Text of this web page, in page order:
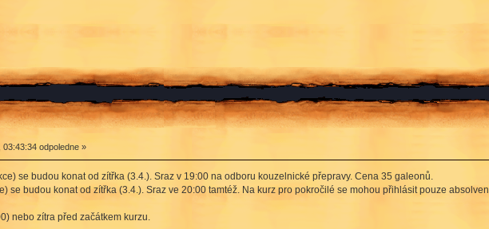
03:43:34 odpoledne »
se budou konat od zítřka (3.4.). Sraz v 19:00 na odboru kouzelnické přepravy. Cena 35 galeonů.
se budou konat od zítřka (3.4.). Sraz ve 20:00 tamtéž. Na kurz pro pokročilé se mohou přihlásit pouze
nebo zítra před začátkem kurzu.